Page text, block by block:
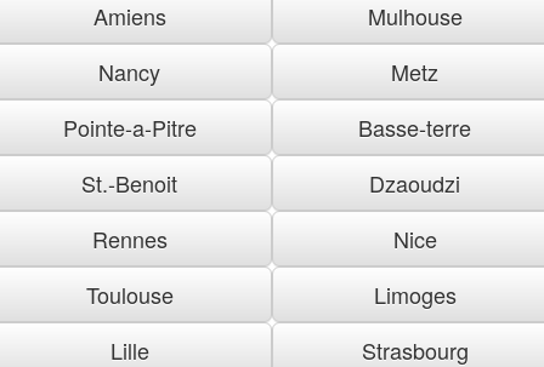
Amiens
Mulhouse
Nancy
Metz
Pointe-a-Pitre
Basse-terre
St.-Benoit
Dzaoudzi
Rennes
Nice
Toulouse
Limoges
Lille
Strasbourg